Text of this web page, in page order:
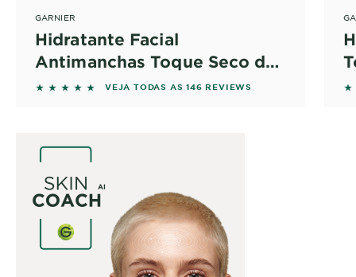
GARNIER
Hidratante Facial
Antimanchas Toque Seco de
Garnier
5 out of 5 stars based on reviews
VEJA TODAS AS 146 REVIEWS 5